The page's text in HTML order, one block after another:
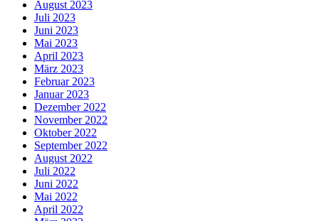
August 2023
Juli 2023
Juni 2023
Mai 2023
April 2023
März 2023
Februar 2023
Januar 2023
Dezember 2022
November 2022
Oktober 2022
September 2022
August 2022
Juli 2022
Juni 2022
Mai 2022
April 2022